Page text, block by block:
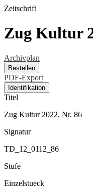
Zeitschrift
Zug Kultur
Archivplan
Bestellen
PDF-Export
Identifikation
Titel
Zug Kultur 2022, Nr. 86
Signatur
TD_12_0112_86
Stufe
Einzelstueck